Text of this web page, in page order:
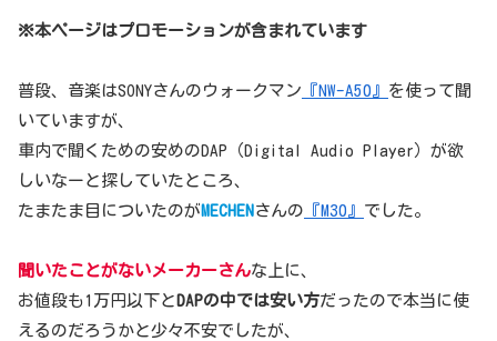
※本ページはプロモーションが含まれています
普段、音楽はSONYさんのウォークマン 『NW-A50』 を使って聞
いていますが、
車内で聞くための安めのDAP（Digital Audio Player）が欲
しいなーと探していたところ、
たまたま目についたのが MECHEN さんの 『M30』 でした。
聞いたことがないメーカーさんな上に、
お値段も1万円以下と DAPの中では安い方だったので本当に使
えるのだろうかと少々不安でしたが、